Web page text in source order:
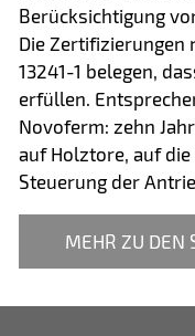
Berücksichtigung
Die Zertifizierungen
13241-1 belegen,
erfüllen.
Novoferm: zehn
auf Holztore, auf
Steuerung der
MEHR ZU DEN